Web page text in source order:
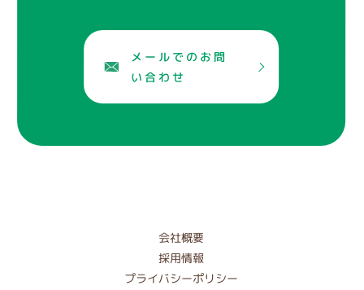
メールでのお問
い合わせ
会社概要
採用情報
プライバシーポリシー